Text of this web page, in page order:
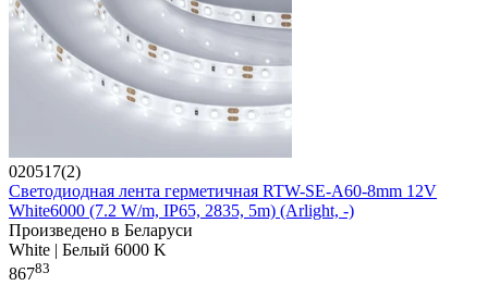
020517(2)
Светодиодная лента герметичная RTW-SE-A60-8mm 12V
White6000 (7.2 W/m, IP65, 2835, 5m) (Arlight, -)
Произведено в Беларуси
White | Белый 6000 K
86783